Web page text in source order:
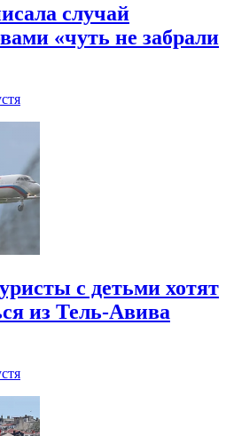
случай
«чуть не забрали
с детьми хотят
из Тель-Авива